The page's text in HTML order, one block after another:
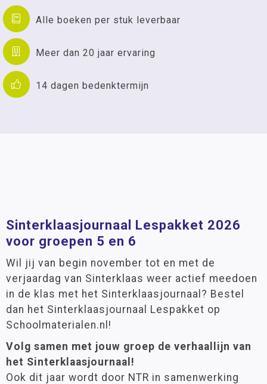
Alle boeken per stuk leverbaar
Meer dan 20 jaar ervaring
14 dagen bedenktermijn
Sinterklaasjournaal Lespakket 2026
voor groepen 5 en 6
Wil jij van begin november tot en met de
verjaardag van Sinterklaas weer actief meedoen
in de klas met het Sinterklaasjournaal? Bestel
dan het Sinterklaasjournaal Lespakket op
Schoolmaterialen.nl!
Volg samen met jouw groep de verhaallijn van
het Sinterklaasjournaal!
Ook dit jaar wordt door NTR in samenwerking